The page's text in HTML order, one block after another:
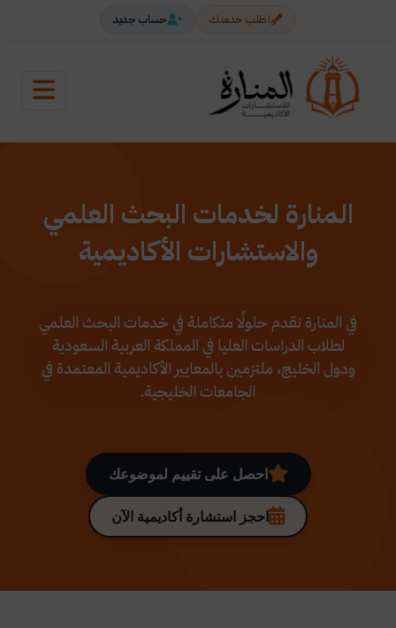
اطلب خدمتك حساب جديد
المنارة لخدمات البحث العلمي
والاستشارات الأكاديمية
في المنارة نقدم حلولًا متكاملة في خدمات البحث العلمي
لطلاب الدراسات العليا في المملكة العربية السعودية
ودول الخليج، ملتزمين بالمعايير الأكاديمية المعتمدة في
الجامعات الخليجية.
احصل على تقييم لموضوعك
احجز استشارة أكاديمية الآن